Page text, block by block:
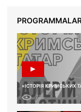
«ІСТОРІЯ КРИМСЬКИХ
78